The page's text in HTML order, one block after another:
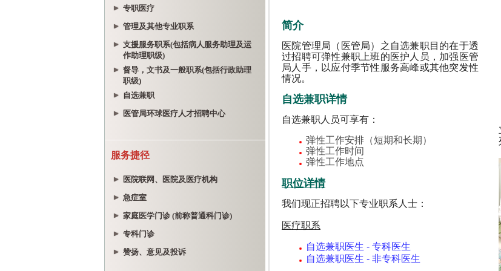
专职医疗
管理及其他专业职系
支援服务职系(包括病人服务助理及运
作助理职级)
督导，文书及一般职系(包括行政助理
职级)
自选兼职
医管局环球医疗人才招聘中心
服务捷径
医院联网、医院及医疗机构
急症室
家庭医学门诊 (前称普通科门诊)
专科门诊
赞扬、意见及投诉